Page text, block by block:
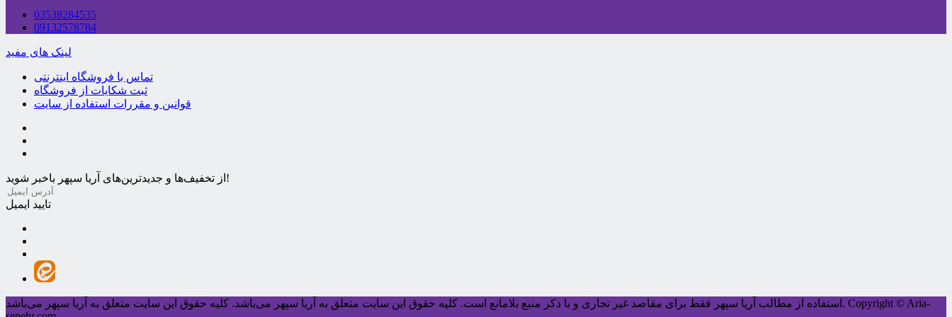
03538284535
09132578784
لینک های مفید
تماس با فروشگاه اینترنتی
ثبت شکایات از فروشگاه
قوانین و مقررات استفاده از سایت
از تخفیف‌ها و جدیدترین‌های آریا سپهر باخبر شوید!
تایید ایمیل
استفاده از مطالب آریا سپهر فقط برای مقاصد غیر تجاری و با ذکر منبع بلامانع است. کليه حقوق اين سايت متعلق به آریا سپهر می‌باشد. کليه حقوق اين سايت متعلق به آریا سپهر می‌باشد. Copyright © Aria-